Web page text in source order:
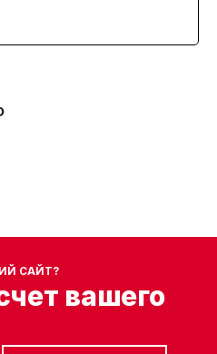
САЙТ?
вашего